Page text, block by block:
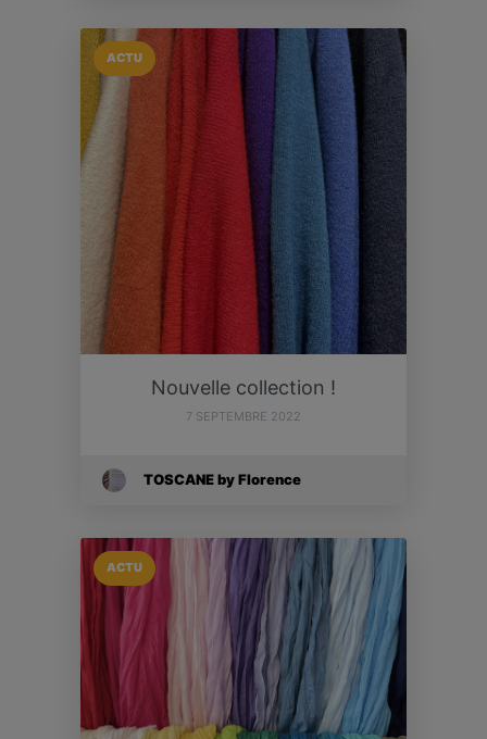
ACTU
Nouvelle collection !
7 SEPTEMBRE 2022
TOSCANE by Florence
ACTU